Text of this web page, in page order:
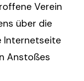
Verein
über die
Internetseite
Anstoßes